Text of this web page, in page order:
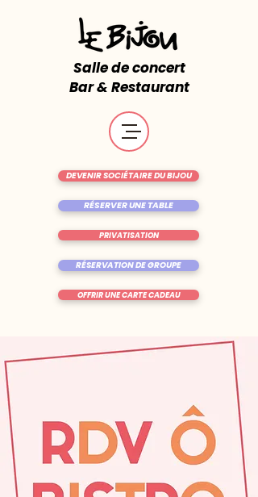
Salle de concert
Bar & Restaurant
RÉSERVER UNE TABLE
OFFRIR UNE CARTE CADEAU
DEVENIR SOCIÉTAIRE DU BIJOU
RÉSERVATION DE GROUPE
PRIVATISATION